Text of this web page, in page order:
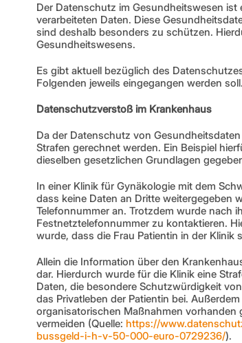
Der Datenschutz im Gesundheitswesen
verarbeiteten Daten. Diese
sind deshalb besonders zu schützen.
Gesundheitswesens.
Es gibt aktuell bezüglich des
Folgenden jeweils eingegangen werden soll.
Datenschutzverstoß im Krankenhaus
Da der Datenschutz von
Strafen gerechnet werden. Ein Beispiel
dieselben gesetzlichen Grundlagen
In einer Klinik für Gynäkologie mit dem
dass keine Daten an Dritte weitergegeben
Telefonnummer an. Trotzdem wurde nach
Festnetztelefonnummer zu kontaktieren.
wurde, dass die Frau Patientin in der
Allein die Information über den
dar. Hierdurch wurde für die Klinik eine
Daten, die besondere Schutzwürdigkeit
das Privatleben der Patientin bei.
organisatorischen Maßnahmen vorhanden
vermeiden (Quelle: https://
bussgeld-i-h-v-50-000-euro-0729236/).